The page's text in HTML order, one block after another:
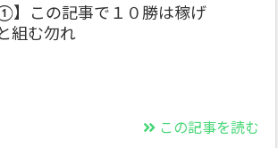
】この記事で１０勝は稼げ
組む勿れ
この記事を読む